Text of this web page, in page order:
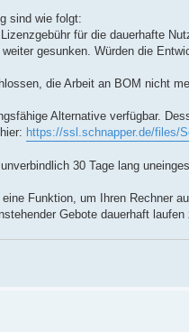
sind wie folgt:
für die dauerhafte
gesunken. Würden die
die Arbeit an BOM nicht
Alternative verfügbar.
https://ssl.schnapper.de/files/
30 Tage lang
Funktion, um Ihren Rechner
Gebote dauerhaft